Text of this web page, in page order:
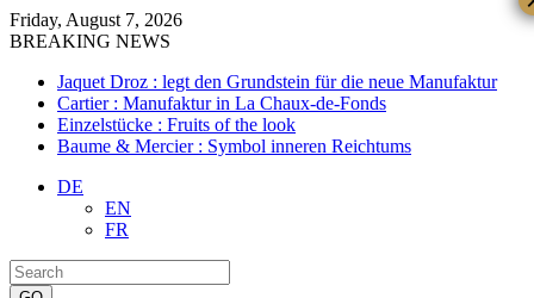
Friday, August 7, 2026
BREAKING NEWS
Jaquet Droz : legt den Grundstein für die neue Manufaktur
Cartier : Manufaktur in La Chaux-de-Fonds
Einzelstücke : Fruits of the look
Baume & Mercier : Symbol inneren Reichtums
DE
EN
FR